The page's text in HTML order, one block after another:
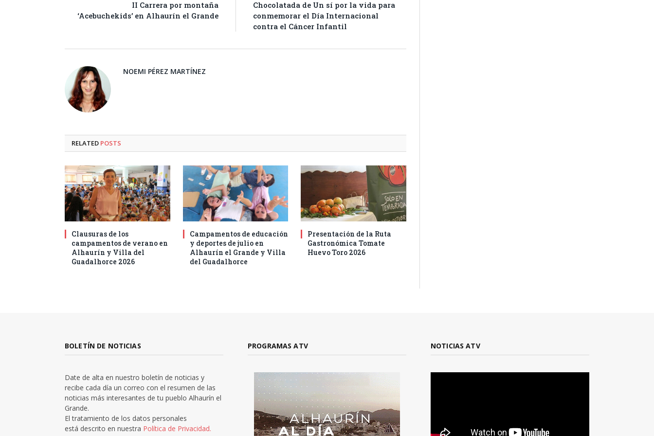
II Carrera por montaña
‘Acebuchekids’ en Alhaurín el Grande
Chocolatada de Un sí por la vida para
conmemorar el Día Internacional
contra el Cáncer Infantil
NOEMI PÉREZ MARTÍNEZ
RELATED POSTS
Clausuras de los
campamentos de verano en
Alhaurín y Villa del
Guadalhorce 2026
Campamentos de educación
y deportes de julio en
Alhaurín el Grande y Villa
del Guadalhorce
Presentación de la Ruta
Gastronómica Tomate
Huevo Toro 2026
BOLETÍN DE NOTICIAS
Date de alta en nuestro boletín de noticias y
recibe cada día un correo con el resumen de las
noticias más interesantes de tu pueblo Alhaurín el
Grande.
El tratamiento de los datos personales
está descrito en nuestra Política de Privacidad.
PROGRAMAS ATV NOTICIAS ATV